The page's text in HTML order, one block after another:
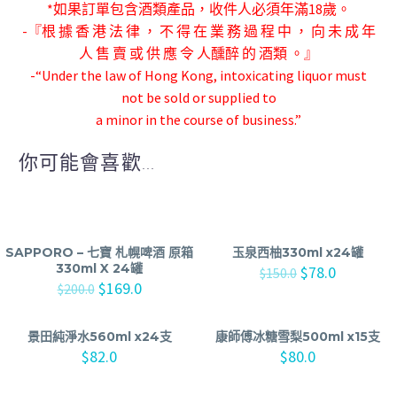
*如果訂單包含酒類產品，收件人必須年滿18歲。
-『根 據 香 港 法 律 ， 不 得 在 業 務 過 程 中 ， 向 未 成 年
人 售 賣 或 供 應 令 人醺醉 的 酒類 。』
-“Under the law of Hong Kong, intoxicating liquor must
not be sold or supplied to
a minor in the course of business.”
你可能會喜歡...
SAPPORO – 七寶 札幌啤酒 原箱
330ml X 24罐
$200.0 $169.0
玉泉西柚330ml x24罐
$150.0 $78.0
景田純淨水560ml x24支
$82.0
康師傅冰糖雪梨500ml x15支
$80.0